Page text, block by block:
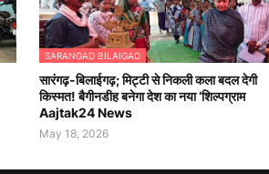
SARANGAD BILAIGAD
सारंगढ़-बिलाईगढ़; मिट्टी से निकली कला बदल देगी
किस्मत! बैगीनडीह बनेगा देश का नया ‘शिल्पग्राम
Aajtak24 News
May 18, 2026